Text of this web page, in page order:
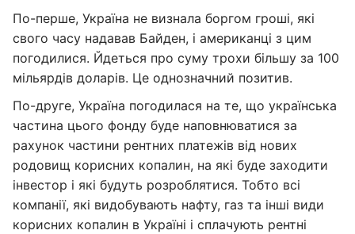
По-перше, Україна не визнала боргом гроші, які
свого часу надавав Байден, і американці з цим
погодилися. Йдеться про суму трохи більшу за 100
мільярдів доларів. Це однозначний позитив.
По-друге, Україна погодилася на те, що українська
частина цього фонду буде наповнюватися за
рахунок частини рентних платежів від нових
родовищ корисних копалин, на які буде заходити
інвестор і які будуть розроблятися. Тобто всі
компанії, які видобувають нафту, газ та інші види
корисних копалин в Україні і сплачують рентні